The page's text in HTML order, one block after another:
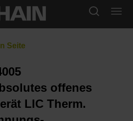
offenes
LIC Therm.